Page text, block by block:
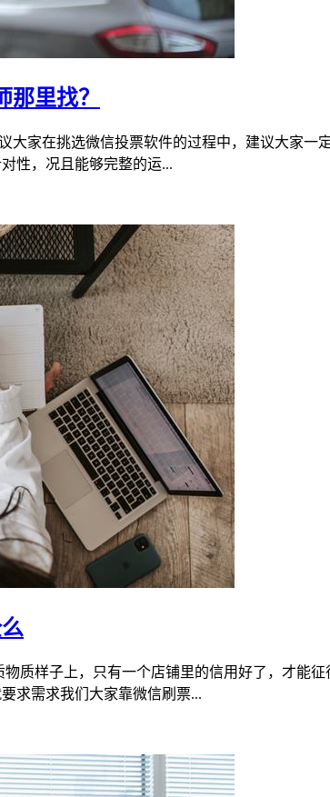
里找？
大家在挑选微信投票软件的过程中，建议大家
性，况且能够完整的运...
质样子上，只有一个店铺里的信用好了，才能
求需求我们大家靠微信刷票...